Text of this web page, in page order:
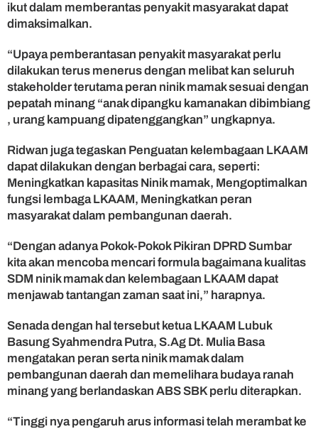
a
e
r
l
u
D
e
r
k
u
a
ikut dalam memberantas penyakit masyarakat dapat
dimaksimalkan.
“Upaya pemberantasan penyakit masyarakat perlu
dilakukan terus menerus dengan melibat kan seluruh
stakeholder terutama peran ninik mamak sesuai dengan
pepatah minang “anak dipangku kamanakan dibimbiang
, urang kampuang dipatenggangkan” ungkapnya.
Ridwan juga tegaskan Penguatan kelembagaan LKAAM
dapat dilakukan dengan berbagai cara, seperti:
Meningkatkan kapasitas Ninik mamak, Mengoptimalkan
fungsi lembaga LKAAM, Meningkatkan peran
masyarakat dalam pembangunan daerah.
“Dengan adanya Pokok-Pokok Pikiran DPRD Sumbar
kita akan mencoba mencari formula bagaimana kualitas
SDM ninik mamak dan kelembagaan LKAAM dapat
menjawab tantangan zaman saat ini,” harapnya.
Senada dengan hal tersebut ketua LKAAM Lubuk
Basung Syahmendra Putra, S.Ag Dt. Mulia Basa
mengatakan peran serta ninik mamak dalam
pembangunan daerah dan memelihara budaya ranah
minang yang berlandaskan ABS SBK perlu diterapkan.
“Tinggi nya pengaruh arus informasi telah merambat ke